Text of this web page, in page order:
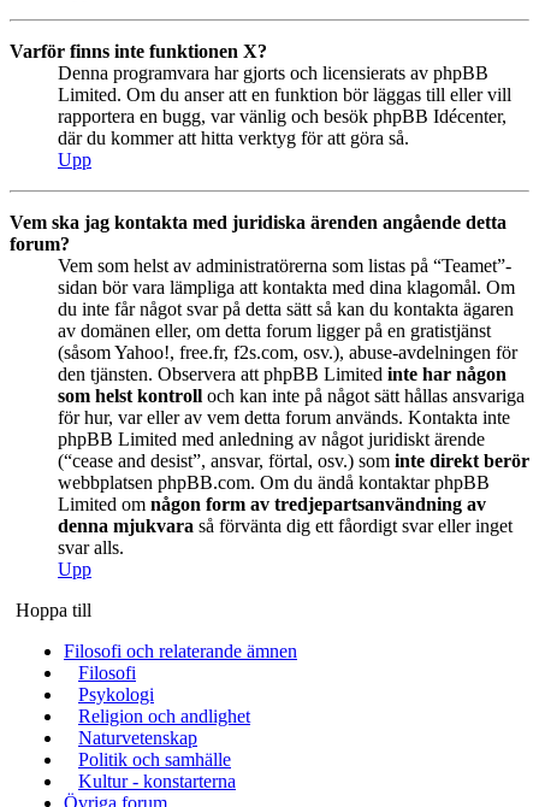
Varför finns inte funktionen X?
Denna programvara har gjorts och licensierats av phpBB
Limited. Om du anser att en funktion bör läggas till eller vill
rapportera en bugg, var vänlig och besök phpBB Idécenter,
där du kommer att hitta verktyg för att göra så.
Upp
Vem ska jag kontakta med juridiska ärenden angående detta
forum?
Vem som helst av administratörerna som listas på “Teamet”-
sidan bör vara lämpliga att kontakta med dina klagomål. Om
du inte får något svar på detta sätt så kan du kontakta ägaren
av domänen eller, om detta forum ligger på en gratistjänst
(såsom Yahoo!, free.fr, f2s.com, osv.), abuse-avdelningen för
den tjänsten. Observera att phpBB Limited inte har någon
som helst kontroll och kan inte på något sätt hållas ansvariga
för hur, var eller av vem detta forum används. Kontakta inte
phpBB Limited med anledning av något juridiskt ärende
(“cease and desist”, ansvar, förtal, osv.) som inte direkt berör
webbplatsen phpBB.com. Om du ändå kontaktar phpBB
Limited om någon form av tredjepartsanvändning av
denna mjukvara så förvänta dig ett fåordigt svar eller inget
svar alls.
Upp
Hoppa till
Filosofi och relaterande ämnen
Filosofi
Psykologi
Religion och andlighet
Naturvetenskap
Politik och samhälle
Kultur - konstarterna
Övriga forum